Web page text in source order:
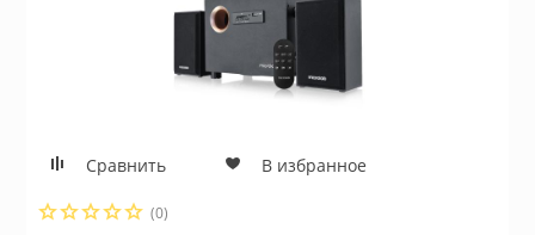
и аксессуары для
Сравнить В избранное
(0)